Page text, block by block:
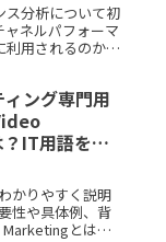
ス分析について初
ネルパフォーマ
利用されるのか、
ィング専門用
IT用語をサ
かりやすく説明
性や具体例、背
とは？